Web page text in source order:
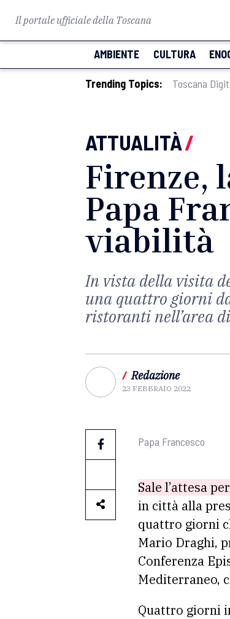
Il portale ufficiale della Toscana
AMBIENTE CULTURA
Trending Topics: Toscana
ATTUALITÀ/
Firenze,
Papa
viabilità
In vista della visita
una quattro giorni
ristoranti nell’area
/ Redazione
23 FEBBRAIO 2022
Papa Francesco
Sale l’attesa
in città alla
quattro giorni
Mario Draghi,
Conferenza
Mediterraneo,
Quattro giorni